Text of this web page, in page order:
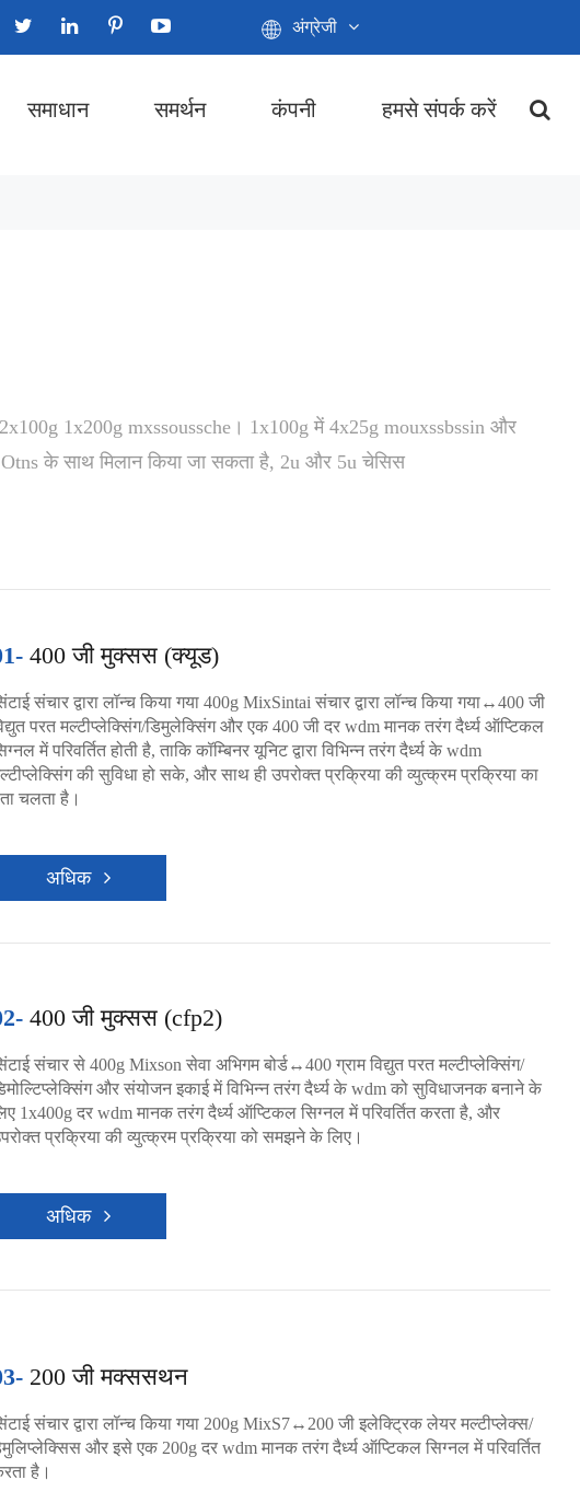
अंग्रेजी
समाधान समर्थन कंपनी हमसे संपर्क करें
1x200g mxssoussche। 1x100g में 4x25g mouxssbssin और
के साथ मिलान किया जा सकता है, 2u और 5u चेसिस
400 जी मुक्सस (क्यूड)
संचार द्वारा लॉन्च किया गया 400g MixSintai संचार द्वारा लॉन्च किया गया↔400 जी
परत मल्टीप्लेक्सिंग/डिमुलेक्सिंग और एक 400 जी दर wdm मानक तरंग दैर्ध्य ऑप्टिकल
में परिवर्तित होती है, ताकि कॉम्बिनर यूनिट द्वारा विभिन्न तरंग दैर्ध्य के wdm
की सुविधा हो सके, और साथ ही उपरोक्त प्रक्रिया की व्युत्क्रम प्रक्रिया का
चलता है।
अधिक
400 जी मुक्सस (cfp2)
संचार से 400g Mixson सेवा अभिगम बोर्ड↔400 ग्राम विद्युत परत मल्टीप्लेक्सिंग/
और संयोजन इकाई में विभिन्न तरंग दैर्ध्य के wdm को सुविधाजनक बनाने के
1x400g दर wdm मानक तरंग दैर्ध्य ऑप्टिकल सिग्नल में परिवर्तित करता है, और
प्रक्रिया की व्युत्क्रम प्रक्रिया को समझने के लिए।
अधिक
200 जी मक्ससथन
संचार द्वारा लॉन्च किया गया 200g MixS7↔200 जी इलेक्ट्रिक लेयर मल्टीप्लेक्स/
और इसे एक 200g दर wdm मानक तरंग दैर्ध्य ऑप्टिकल सिग्नल में परिवर्तित
है।